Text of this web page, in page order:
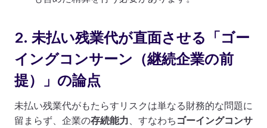
2. 未払い残業代が直面させる「ゴー
イングコンサーン（継続企業の前
提）」の論点
未払い残業代がもたらすリスクは単なる財務的な問題に
留まらず、企業の存続能力、すなわちゴーイングコンサ